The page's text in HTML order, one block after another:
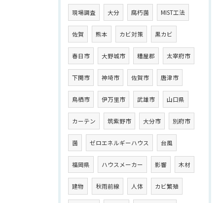
現場調査 大分 腐朽菌 MIST工法
佐賀 熊本 カビ対策 黒カビ
春日市 大野城市 糟屋郡 太宰府市
下関市 神埼市 佐賀市 唐津市
鳥栖市 伊万里市 武雄市 山口県
カーテン 筑紫野市 大分市 別府市
菌 ゼロエネルギーハウス 台風
福岡県 ハウスメーカー 影響 木材
建物 秋雨前線 人体 カビ繁殖